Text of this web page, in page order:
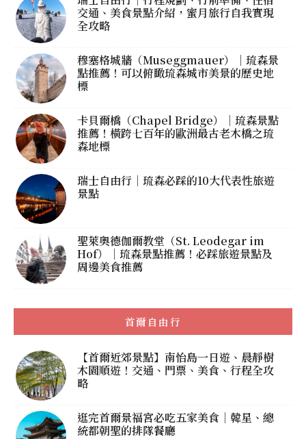
交通、美食景點介紹，蜜月旅行自我實現
全攻略
穆塞格城牆（Museggmauer）｜琉森景
點推薦！可以俯瞰琉森城市美景的歷史地
標
卡貝爾橋（Chapel Bridge）｜琉森景點
推薦！橫跨七百年的歐洲最古老木橋之琉
森地標
瑞士自由行｜琉森必踩的10大代表性旅遊
景點
聖萊奧德伽爾教堂（St. Leodegar im
Hof）｜琉森景點推薦！必踩旅遊景點及
周邊美食推薦
首爾自由行
【首爾近郊景點】南怡島一日遊、晨靜樹
木園順遊！交通、門票、美食、行程全攻
略
逛完首爾景福宮必吃五家美食｜韓星、總
統都朝聖的排隊餐廳